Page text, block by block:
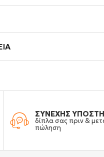
ΣΥΝΕΧΗΣ
δίπλα σας πριν &
πώληση